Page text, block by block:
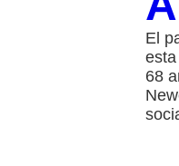
El
68